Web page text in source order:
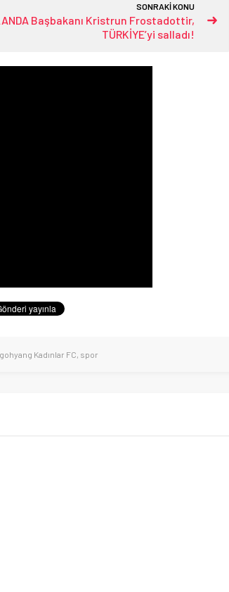
SONRAKİ KONU
Başbakanı Kristrun Frostadottir,
TÜRKİYE’yi salladı!
Kadınlar FC spor